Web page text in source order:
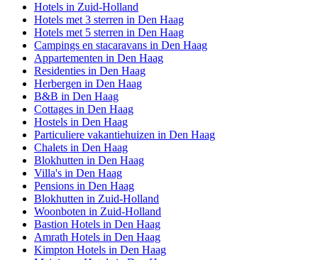
Hotels in Zuid-Holland
Hotels met 3 sterren in Den Haag
Hotels met 5 sterren in Den Haag
Campings en stacaravans in Den Haag
Appartementen in Den Haag
Residenties in Den Haag
Herbergen in Den Haag
B&B in Den Haag
Cottages in Den Haag
Hostels in Den Haag
Particuliere vakantiehuizen in Den Haag
Chalets in Den Haag
Blokhutten in Den Haag
Villa's in Den Haag
Pensions in Den Haag
Blokhutten in Zuid-Holland
Woonboten in Zuid-Holland
Bastion Hotels in Den Haag
Amrath Hotels in Den Haag
Kimpton Hotels in Den Haag